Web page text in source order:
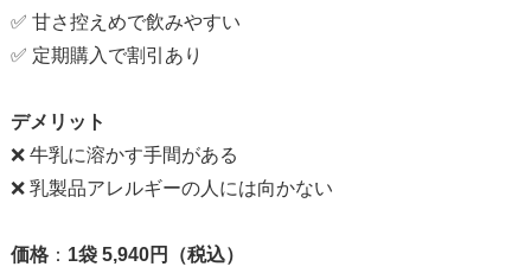
✅ 甘さ控えめで飲みやすい
✅ 定期購入で割引あり
デメリット
❌ 牛乳に溶かす手間がある
❌ 乳製品アレルギーの人には向かない
価格 ： 1袋 5,940円（税込）